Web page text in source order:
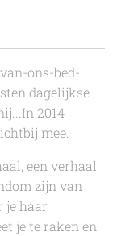
ons-bed-
dagelijkse
2014
mee.
een verhaal
zijn van
je haar
je te raken en